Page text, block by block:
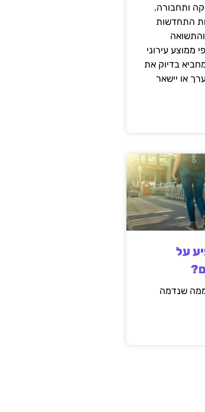
ותחבורה.
התחדשות
ממוצע עירוני
בדיוק את
או יישאר
על
שנדמה